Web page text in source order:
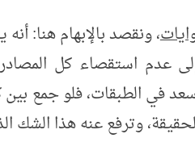
، ونقصد بالإبهام هنا:
عدم استقصاء كل
في الطبقات، فلو جمع بين
وترفع عنه هذا الشك